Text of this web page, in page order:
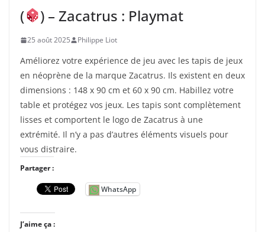
( ) – Zacatrus : Playmat
25 août 2025 Philippe Liot
Améliorez votre expérience de jeu avec les tapis de jeux
en néoprène de la marque Zacatrus. Ils existent en deux
dimensions : 148 x 90 cm et 60 x 90 cm. Habillez votre
table et protégez vos jeux. Les tapis sont complètement
lisses et comportent le logo de Zacatrus à une
extrémité. Il n’y a pas d’autres éléments visuels pour
vous distraire.
Partager :
WhatsApp
J’aime ça :